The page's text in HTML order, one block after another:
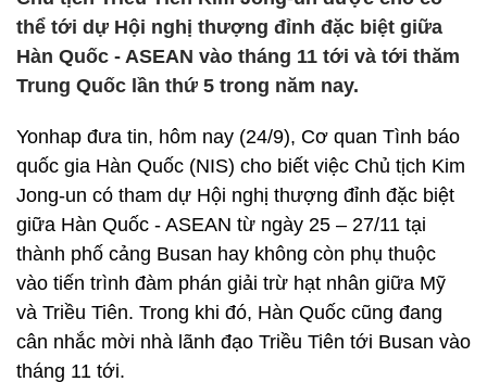
thể tới dự Hội nghị thượng đỉnh đặc biệt giữa
Hàn Quốc - ASEAN vào tháng 11 tới và tới thăm
Trung Quốc lần thứ 5 trong năm nay.
Yonhap đưa tin, hôm nay (24/9), Cơ quan Tình báo
quốc gia Hàn Quốc (NIS) cho biết việc Chủ tịch Kim
Jong-un có tham dự Hội nghị thượng đỉnh đặc biệt
giữa Hàn Quốc - ASEAN từ ngày 25 – 27/11 tại
thành phố cảng Busan hay không còn phụ thuộc
vào tiến trình đàm phán giải trừ hạt nhân giữa Mỹ
và Triều Tiên. Trong khi đó, Hàn Quốc cũng đang
cân nhắc mời nhà lãnh đạo Triều Tiên tới Busan vào
tháng 11 tới.